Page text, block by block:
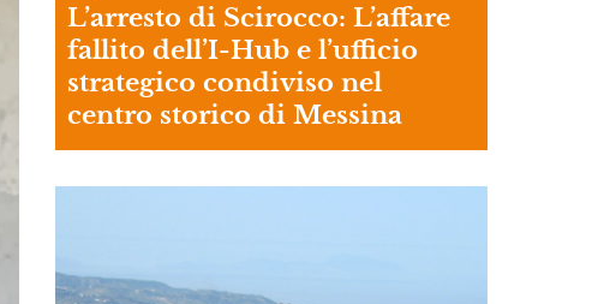
L’arresto di Scirocco: L’affare
fallito dell’I-Hub e l’ufficio
strategico condiviso nel
centro storico di Messina